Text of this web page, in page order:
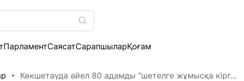
ПарламентСаясатСарапшыларҚоғам
Көкшетауда әйел 80 адамды “шетелге жұмысқа кірг...